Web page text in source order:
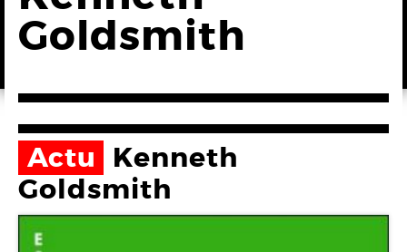
Goldsmith
Actu
Kenneth
Goldsmith